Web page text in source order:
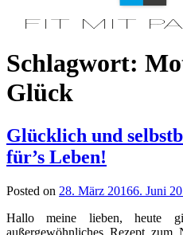
Schlagwort:
Glück
Glücklich und
für’s Leben!
Posted on 28. März 20166. Juni
Hallo meine lieben, heute
außergewöhnliches Rezept zum